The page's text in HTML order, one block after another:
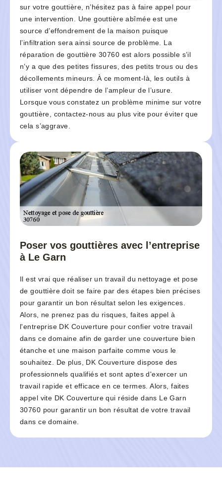
sur votre gouttière, n’hésitez pas à faire appel pour
une intervention. Une gouttière abîmée est une
source d’effondrement de la maison puisque
l’infiltration sera ainsi source de problème. La
réparation de gouttière 30760 est alors possible s’il
n’y a que des petites fissures, des petits trous ou des
décollements mineurs. À ce moment-là, les outils à
utiliser vont dépendre de l’ampleur de l’usure.
Lorsque vous constatez un problème minime sur votre
gouttière, contactez-nous au plus vite pour éviter que
cela s’aggrave.
Poser vos gouttières avec l’entreprise
à Le Garn
Il est vrai que réaliser un travail du nettoyage et pose
de gouttière doit se faire par des étapes bien précises
pour garantir un bon résultat selon les exigences.
Alors, ne prenez pas du risques, faites appel à
l'entreprise DK Couverture pour confier votre travail
dans ce domaine afin de garder une couverture bien
étanche et une maison parfaite comme vous le
souhaitez. De plus, DK Couverture dispose des
professionnels qualifiés et sont aptes d'exercer un
travail rapide et efficace en ce termes. Alors, faites
appel vite DK Couverture qui réside dans Le Garn
30760 pour garantir un bon résultat de votre travail
dans ce domaine.